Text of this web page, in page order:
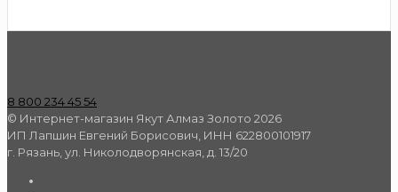
8 800 234 45 54
© Интернет-магазин Якут Алмаз Золото 2026
ИП Лапшин Евгений Борисович, ИНН 622800101917
г. Рязань, ул. Николодворянская, д. 13/20